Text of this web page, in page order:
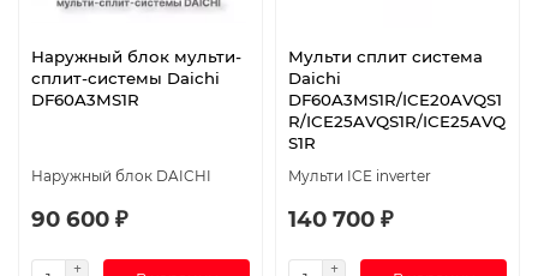
Наружный блок мульти-
сплит-системы Daichi
DF60A3MS1R
Наружный блок DAICHI
90 600 ₽
Мульти сплит система
Daichi
DF60A3MS1R/ICE20AVQS1
R/ICE25AVQS1R/ICE25AVQ
S1R
Мульти ICE inverter
140 700 ₽